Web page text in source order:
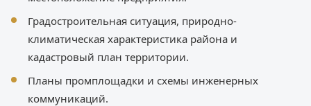
Градостроительная ситуация, природно-
климатическая характеристика района и
кадастровый план территории.
Планы промплощадки и схемы инженерных
коммуникаций.